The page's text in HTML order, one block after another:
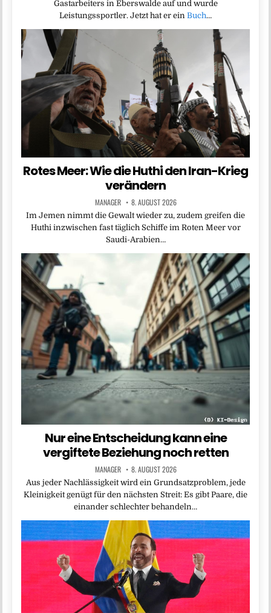
Gastarbeiters in Eberswalde auf und wurde
Leistungssportler. Jetzt hat er ein Buch…
Rotes Meer: Wie die Huthi den Iran-Krieg
verändern
MANAGER 8. AUGUST 2026
Im Jemen nimmt die Gewalt wieder zu, zudem greifen die
Huthi inzwischen fast täglich Schiffe im Roten Meer vor
Saudi-Arabien…
Nur eine Entscheidung kann eine
vergiftete Beziehung noch retten
MANAGER 8. AUGUST 2026
Aus jeder Nachlässigkeit wird ein Grundsatzproblem, jede
Kleinigkeit genügt für den nächsten Streit: Es gibt Paare, die
einander schlechter behandeln…